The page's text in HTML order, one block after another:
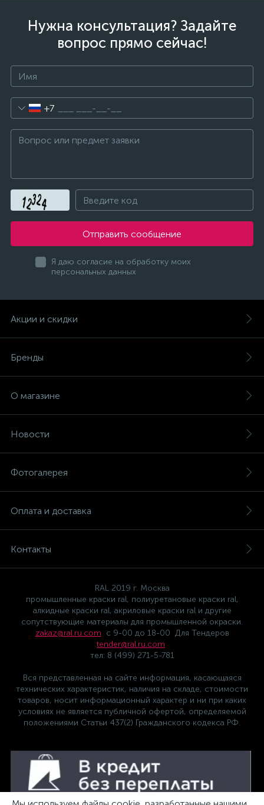
Нужна консультация? Задайте
вопрос прямо сейчас!
+7
Отправить сообщение
Я даю согласие на обработку моих
персональных данных
Акции и скидки
Бренды
О магазине
Новости
Фотогалерея
Оплата и доставка
Контакты
RAL 2019 г. Москва
промышленные краски ral, полиуретановые краски ral,
алкидные краски ral, акриловые краски ral и другие
сопутствующие материалы для промышленной окраски.
zakaz@ral.ru.com с 9-00 до 18-00 Для Тендеров
tender@ral.ru.com
тел: 8 (499) 271-5-781
Вся представленная на сайте информация, касающаяся
технических характеристик, наличия на складе, стоимости
товаров, носит информационный характер и ни при каких
условиях не является публичной офертой, определяемой
положениями Статьи 437(2) Гражданского кодекса РФ.